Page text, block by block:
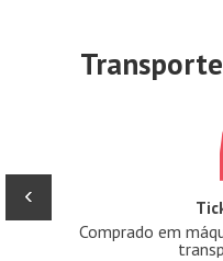
Transporte
Comprado em
‹